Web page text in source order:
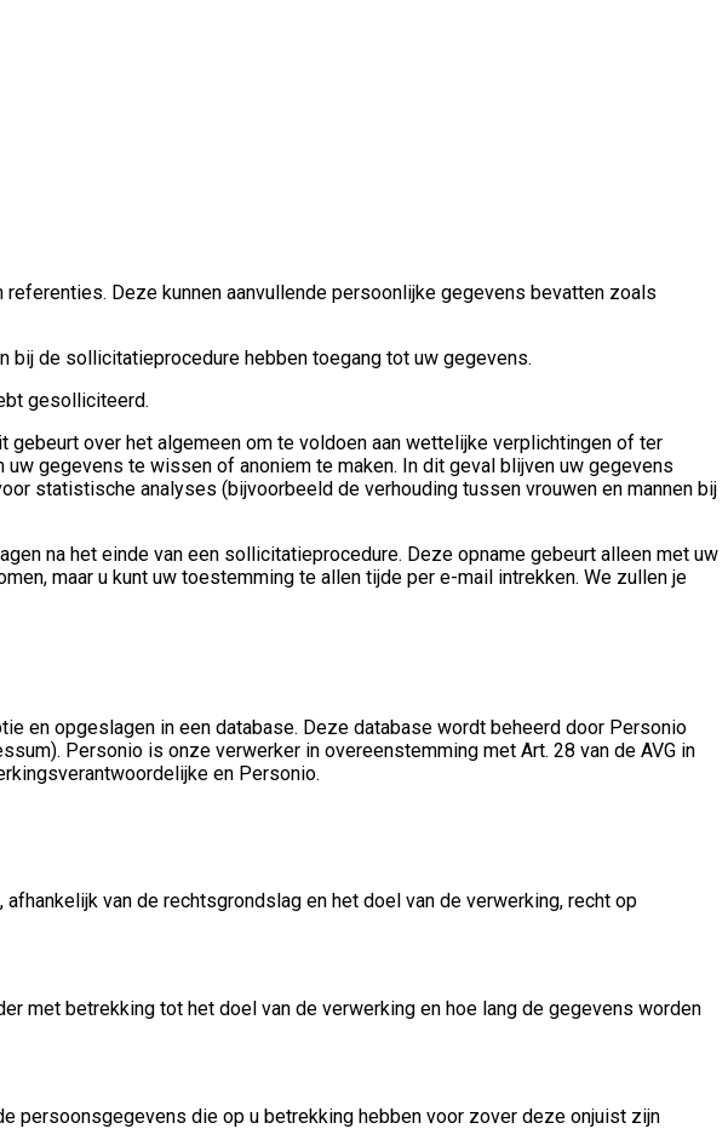
Deze kunnen aanvullende persoonlijke gegevens bevatten zoals
de sollicitatieprocedure hebben toegang tot uw gegevens.
gesolliciteerd.
over het algemeen om te voldoen aan wettelijke verplichtingen of ter
gegevens te wissen of anoniem te maken. In dit geval blijven uw gegevens
statistische analyses (bijvoorbeeld de verhouding tussen vrouwen en mannen bij
na het einde van een sollicitatieprocedure. Deze opname gebeurt alleen met uw
maar u kunt uw toestemming te allen tijde per e-mail intrekken. We zullen je
en opgeslagen in een database. Deze database wordt beheerd door Personio
Personio is onze verwerker in overeenstemming met Art. 28 van de AVG in
en Personio.
van de rechtsgrondslag en het doel van de verwerking, recht op
met betrekking tot het doel van de verwerking en hoe lang de gegevens worden
persoonsgegevens die op u betrekking hebben voor zover deze onjuist zijn